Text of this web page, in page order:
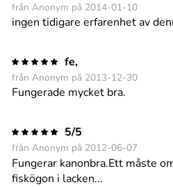
från Anonym på 2014-01-10
ingen tidigare erfarenhet av
fe,
från Anonym på 2013-12-30
Fungerade mycket bra.
5/5
från Anonym på 2012-06-07
Fungerar kanonbra.Ett måste
fiskögon i lacken...